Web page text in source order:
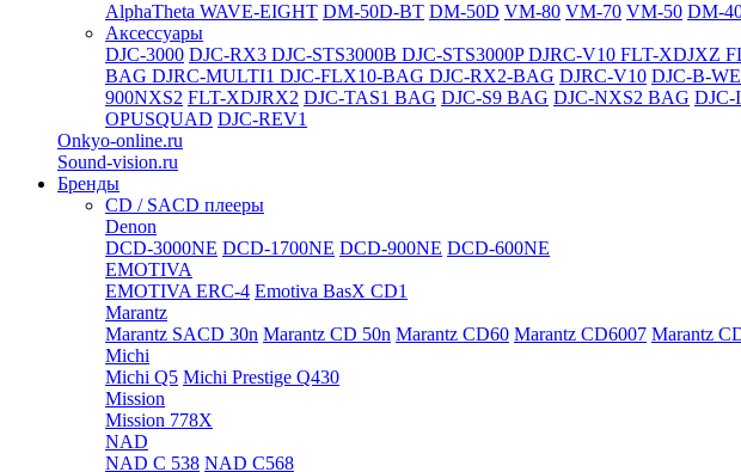
AlphaTheta WAVE-EIGHT DM-50D-BT DM-50D VM-80 VM-70 VM-50 DM-
Аксессуары
DJC-3000 DJC-RX3 DJC-STS3000B DJC-STS3000PDJRC-V10 FLT-XDJXZ
BAG DJRC-MULTI1 DJC-FLX10-BAG DJC-RX2-BAG DJRC-V10 DJC-B-
900NXS2 FLT-XDJRX2 DJC-TAS1 BAG DJC-S9 BAG DJC-NXS2 BAG DJC-
OPUSQUAD DJC-REV1
Onkyo-online.ru
Sound-vision.ru
Бренды
CD / SACD плееры
Denon
DCD-3000NE DCD-1700NE DCD-900NE DCD-600NE
EMOTIVA
EMOTIVA ERC-4 Emotiva BasX CD1
Marantz
Marantz SACD 30n Marantz CD 50n Marantz CD60 Marantz CD6007 Marantz
Michi
Michi Q5 Michi Prestige Q430
Mission
Mission 778X
NAD
NAD C 538 NAD C568